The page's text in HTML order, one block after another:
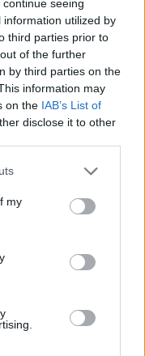
seeing
utilized by
third parties prior to
of the further
by third parties on the
information may
on the IAB’s List of
disclose it to other
my